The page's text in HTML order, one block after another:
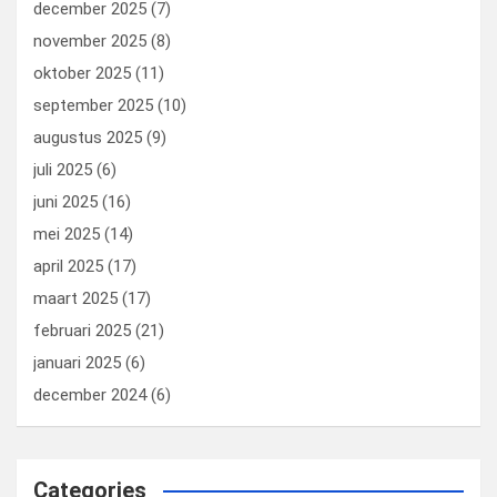
december 2025 (7)
november 2025 (8)
oktober 2025 (11)
september 2025 (10)
augustus 2025 (9)
juli 2025 (6)
juni 2025 (16)
mei 2025 (14)
april 2025 (17)
maart 2025 (17)
februari 2025 (21)
januari 2025 (6)
december 2024(6)
Categories